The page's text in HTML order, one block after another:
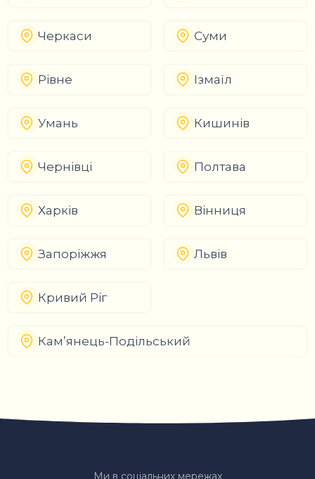
Черкаси Суми
Рівне Ізмаїл
Умань Кишинів
Чернівці Полтава
Харків Вінниця
Запоріжжя Львів
Кривий Ріг
Кам’янець-Подільський
Ми в соціальних мережах